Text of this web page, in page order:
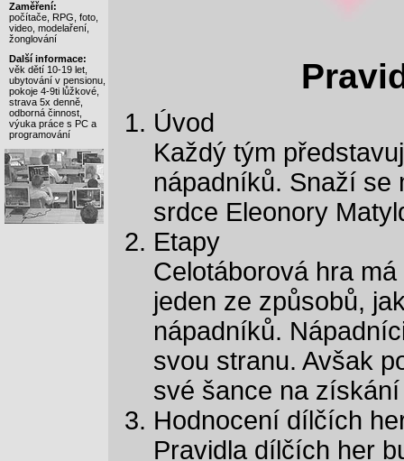
Zaměření:
počítače, RPG, foto,
video, modelaření,
žonglování
Další informace:
věk dětí 10-19 let,
ubytování v pensionu,
pokoje 4-9ti lůžkové,
strava 5x denně,
odborná činnost,
výuka práce s PC a
programování
Úvod
Každý tým
nápadníků. Snaží se
srdce Eleonory
Etapy
Celotáborová hra
jeden ze způsobů,
nápadníků.
svou stranu. Avšak
své šance na
Hodnocení dílčích
Pravidla dílčích her